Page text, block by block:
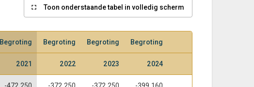
Toon onderstaande tabel in volledig scherm
Begroting Begroting Begroting Begroting
2021 2022 2023 2024